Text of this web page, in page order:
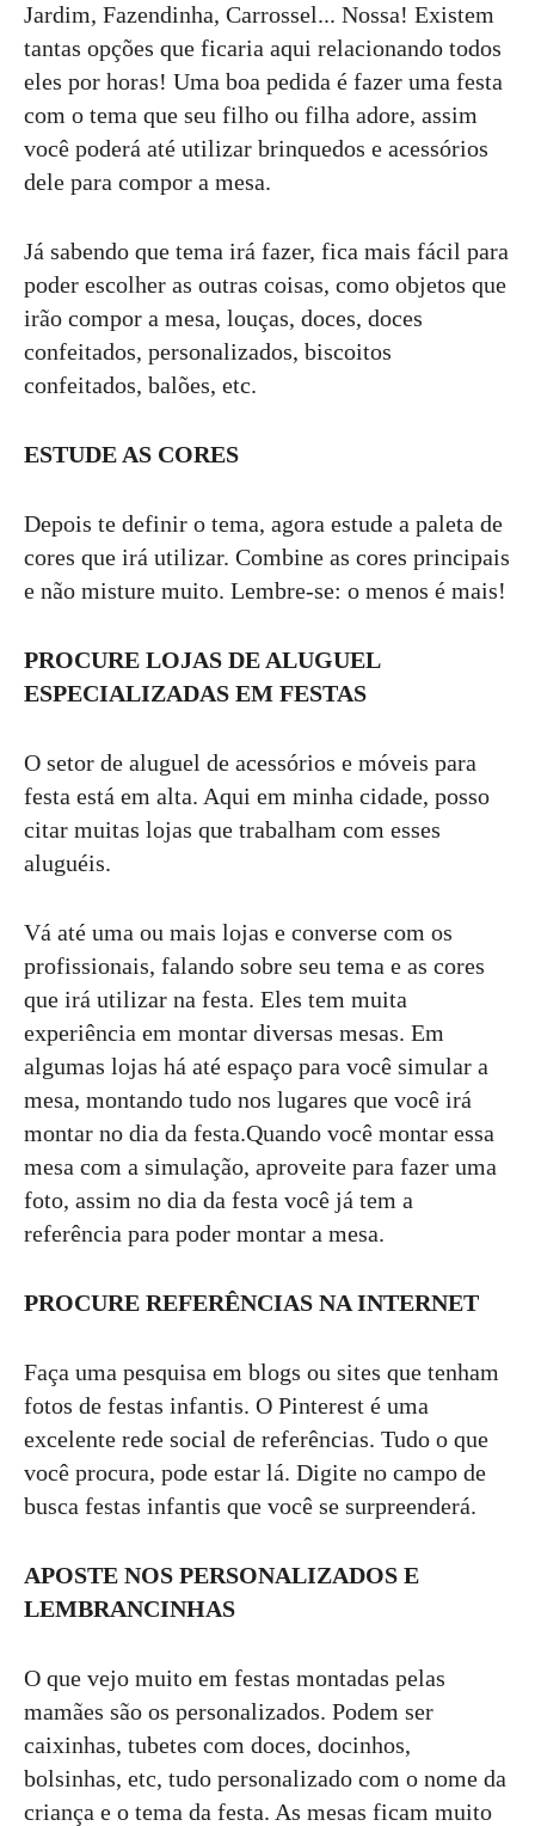
Jardim, Fazendinha, Carrossel... Nossa! Existem
tantas opções que ficaria aqui relacionando todos
eles por horas! Uma boa pedida é fazer uma festa
com o tema que seu filho ou filha adore, assim
você poderá até utilizar brinquedos e acessórios
dele para compor a mesa.
Já sabendo que tema irá fazer, fica mais fácil para
poder escolher as outras coisas, como objetos que
irão compor a mesa, louças, doces, doces
confeitados, personalizados, biscoitos
confeitados, balões, etc.
ESTUDE AS CORES
Depois te definir o tema, agora estude a paleta de
cores que irá utilizar. Combine as cores principais
e não misture muito. Lembre-se: o menos é mais!
PROCURE LOJAS DE ALUGUEL
ESPECIALIZADAS EM FESTAS
O setor de aluguel de acessórios e móveis para
festa está em alta. Aqui em minha cidade, posso
citar muitas lojas que trabalham com esses
aluguéis.
Vá até uma ou mais lojas e converse com os
profissionais, falando sobre seu tema e as cores
que irá utilizar na festa. Eles tem muita
experiência em montar diversas mesas. Em
algumas lojas há até espaço para você simular a
mesa, montando tudo nos lugares que você irá
montar no dia da festa.Quando você montar essa
mesa com a simulação, aproveite para fazer uma
foto, assim no dia da festa você já tem a
referência para poder montar a mesa.
PROCURE REFERÊNCIAS NA INTERNET
Faça uma pesquisa em blogs ou sites que tenham
fotos de festas infantis. O Pinterest é uma
excelente rede social de referências. Tudo o que
você procura, pode estar lá. Digite no campo de
busca festas infantis que você se surpreenderá.
APOSTE NOS PERSONALIZADOS E
LEMBRANCINHAS
O que vejo muito em festas montadas pelas
mamães são os personalizados. Podem ser
caixinhas, tubetes com doces, docinhos,
bolsinhas, etc, tudo personalizado com o nome da
criança e o tema da festa. As mesas ficam muito